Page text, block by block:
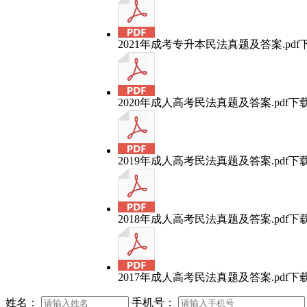
2021年成考专升本民法真题及答案.pdf
2020年成人高考民法真题及答案.pdf下
2019年成人高考民法真题及答案.pdf下
2018年成人高考民法真题及答案.pdf下
2017年成人高考民法真题及答案.pdf下
姓名：
手机号：